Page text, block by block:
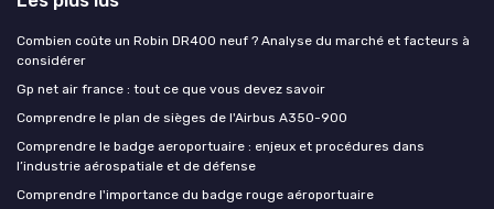
Combien coûte un Robin DR400 neuf ? Analyse du marché et facteurs à
considérer
Gp net air france : tout ce que vous devez savoir
Comprendre le plan de sièges de l'Airbus A350-900
Comprendre le badge aeroportuaire : enjeux et procédures dans
l’industrie aérospatiale et de défense
Comprendre l'importance du badge rouge aéroportuaire